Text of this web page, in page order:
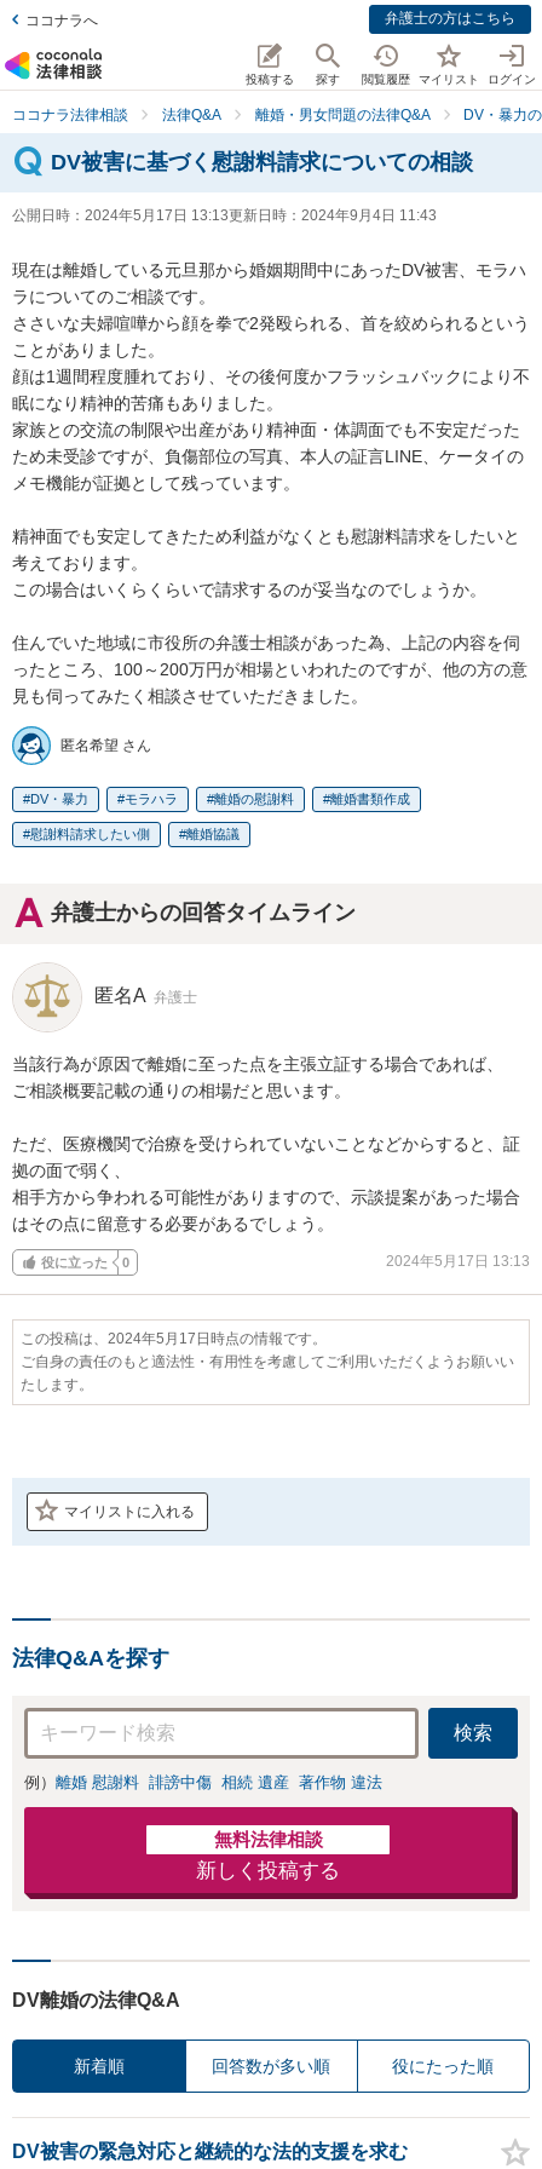
ココナラへ 弁護士の方はこちら
投稿する 探す 閲覧履歴 マイリスト ログイン
ココナラ法律相談 法律Q&A 離婚・男女問題の法律Q&A DV・暴力
DV被害に基づく慰謝料請求についての相談
公開日時： 2024年5月17日 13:13更新日時： 2024年9月4日 11:43
現在は離婚している元旦那から婚姻期間中にあったDV被害、モラハ
ラについてのご相談です。
ささいな夫婦喧嘩から顔を拳で2発殴られる、首を絞められるという
ことがありました。
顔は1週間程度腫れており、その後何度かフラッシュバックにより不
眠になり精神的苦痛もありました。
家族との交流の制限や出産があり精神面・体調面でも不安定だった
ため未受診ですが、負傷部位の写真、本人の証言LINE、ケータイの
メモ機能が証拠として残っています。
精神面でも安定してきたため利益がなくとも慰謝料請求をしたいと
考えております。
この場合はいくらくらいで請求するのが妥当なのでしょうか。
住んでいた地域に市役所の弁護士相談があった為、上記の内容を伺
ったところ、100～200万円が相場といわれたのですが、他の方の意
見も伺ってみたく相談させていただきました。
匿名希望 さん
DV・暴力 モラハラ 離婚の慰謝料 離婚書類作成
慰謝料請求したい側 離婚協議
弁護士からの回答タイムライン
匿名A 弁護士
当該行為が原因で離婚に至った点を主張立証する場合であれば、
ご相談概要記載の通りの相場だと思います。
ただ、医療機関で治療を受けられていないことなどからすると、証
拠の面で弱く、
相手方から争われる可能性がありますので、示談提案があった場合
はその点に留意する必要があるでしょう。
役に立った 0 2024年5月17日 13:13
この投稿は、2024年5月17日時点の情報です。
ご自身の責任のもと適法性・有用性を考慮してご利用いただくようお願いい
たします。
マイリストに入れる
法律Q&Aを探す
検索
例） 離婚 慰謝料 誹謗中傷 相続 遺産 著作物 違法
無料法律相談
新しく投稿する
DV離婚の法律Q&A
新着順 回答数が多い順 役にたった順
DV被害の緊急対応と継続的な法的支援を求む